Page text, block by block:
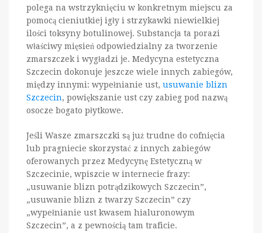
polega na wstrzyknięciu w konkretnym miejscu za
pomocą cieniutkiej igły i strzykawki niewielkiej
ilości toksyny botulinowej. Substancja ta porazi
właściwy mięsień odpowiedzialny za tworzenie
zmarszczek i wygładzi je. Medycyna estetyczna
Szczecin dokonuje jeszcze wiele innych zabiegów,
między innymi: wypełnianie ust, usuwanie blizn
Szczecin, powiększanie ust czy zabieg pod nazwą
osocze bogato płytkowe.
Jeśli Wasze zmarszczki są już trudne do cofnięcia
lub pragniecie skorzystać z innych zabiegów
oferowanych przez Medycynę Estetyczną w
Szczecinie, wpiszcie w internecie frazy:
„usuwanie blizn potrądzikowych Szczecin”,
„usuwanie blizn z twarzy Szczecin” czy
„wypełnianie ust kwasem hialuronowym
Szczecin”, a z pewnością tam traficie.